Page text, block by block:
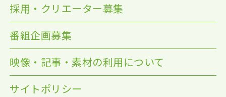
採用・クリエーター募集
番組企画募集
映像・記事・素材の利用について
サイトポリシー